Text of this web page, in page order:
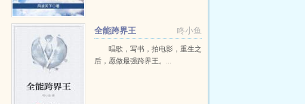
咚小鱼
全能跨界王
唱歌，写书，拍电影，重生之
后，愿做最强跨界王。...